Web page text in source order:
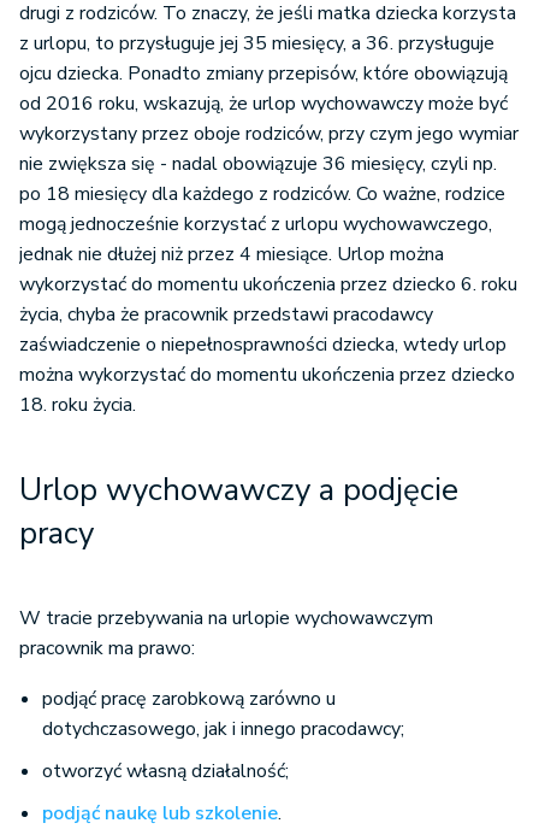
drugi z rodziców. To znaczy, że jeśli matka dziecka korzysta
z urlopu, to przysługuje jej 35 miesięcy, a 36. przysługuje
ojcu dziecka. Ponadto zmiany przepisów, które obowiązują
od 2016 roku, wskazują, że urlop wychowawczy może być
wykorzystany przez oboje rodziców, przy czym jego wymiar
nie zwiększa się - nadal obowiązuje 36 miesięcy, czyli np.
po 18 miesięcy dla każdego z rodziców. Co ważne, rodzice
mogą jednocześnie korzystać z urlopu wychowawczego,
jednak nie dłużej niż przez 4 miesiące. Urlop można
wykorzystać do momentu ukończenia przez dziecko 6. roku
życia, chyba że pracownik przedstawi pracodawcy
zaświadczenie o niepełnosprawności dziecka, wtedy urlop
można wykorzystać do momentu ukończenia przez dziecko
18. roku życia.
Urlop wychowawczy a podjęcie
pracy
W tracie przebywania na urlopie wychowawczym
pracownik ma prawo:
podjąć pracę zarobkową zarówno u
dotychczasowego, jak i innego pracodawcy;
otworzyć własną działalność;
podjąć naukę lub szkolenie.